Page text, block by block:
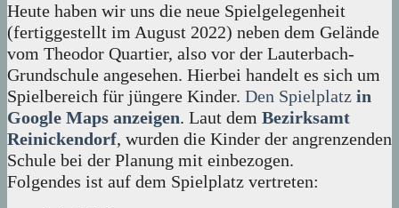
Heute haben wir uns die neue Spielgelegenheit
(fertiggestellt im August 2022) neben dem Gelände
vom Theodor Quartier, also vor der Lauterbach-
Grundschule angesehen. Hierbei handelt es sich um
Spielbereich für jüngere Kinder. Den Spielplatz in
Google Maps anzeigen. Laut dem Bezirksamt
Reinickendorf, wurden die Kinder der angrenzenden
Schule bei der Planung mit einbezogen.
Folgendes ist auf dem Spielplatz vertreten: